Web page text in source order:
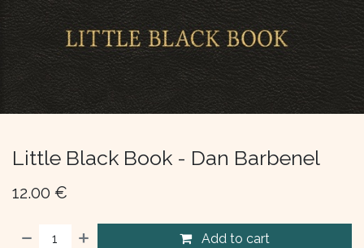
Little Black Book - Dan Barbenel
12.00 €
Add to cart